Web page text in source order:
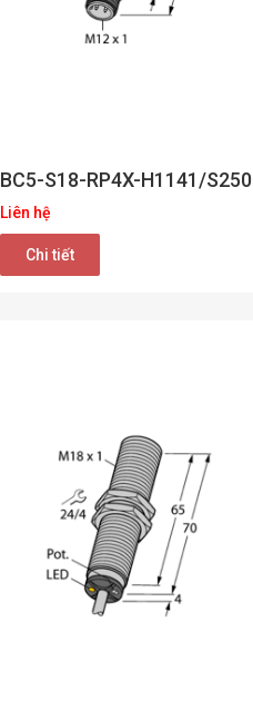
BC5-S18-RP4X-H1141/S250
Liên hệ
Chi tiết